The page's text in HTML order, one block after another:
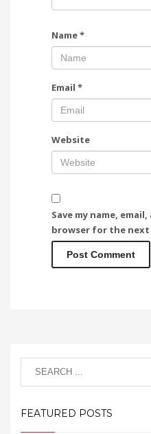
Name*
Email *
Website
Save my name,
browser for the next
FEATURED POSTS